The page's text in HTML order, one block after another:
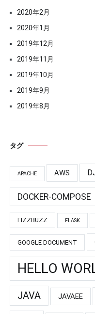
2020年2月
2020年1月
2019年12月
2019年11月
2019年10月
2019年9月
2019年8月
タグ
APACHE AWS
DOCKER-COMPOSE
FIZZBUZZ FLASK
GOOGLE DOCUMENT
HELLO
JAVA JAVAEE